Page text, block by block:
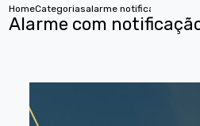
HomeCategoriasalarme notificacao no
Alarme com